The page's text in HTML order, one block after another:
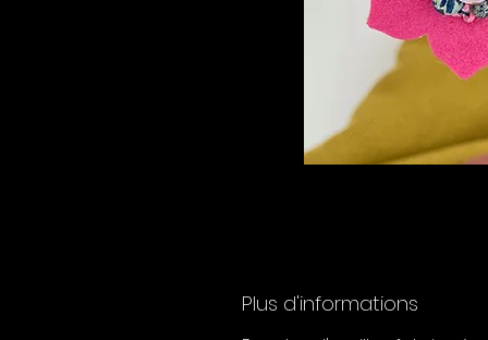
Plus d'informations